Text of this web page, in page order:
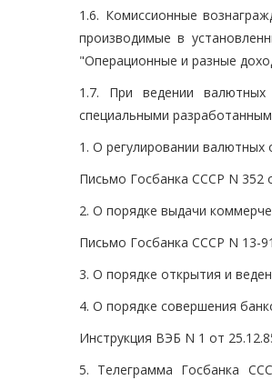
1.6. Комиссионные
производимые в
"Операционные и разные
1.7. При ведении валютных
специальными
1. О регулировании
Письмо Госбанка СССР N 352
2. О порядке выдачи
Письмо Госбанка СССР N 13-
3. О порядке открытия и
4. О порядке совершения
Инструкция ВЭБ N 1 от
5. Телеграмма Госбанка